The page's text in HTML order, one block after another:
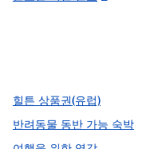
힐튼 상품권(유럽)
반려동물 동반 가능 숙박